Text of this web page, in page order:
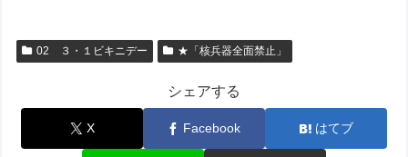
02 ３・１ビキニデー ★「核兵器全面禁止」
シェアする
X Facebook はてブ